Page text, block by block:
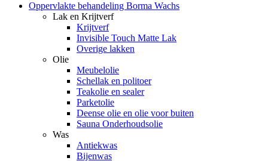
Oppervlakte behandeling Borma Wachs
Lak en Krijtverf
Krijtverf
Invisible Touch Matte Lak
Overige lakken
Olie
Meubelolie
Schellak en politoer
Teakolie en sealer
Parketolie
Deense olie en olie voor buiten
Sauna Onderhoudsolie
Was
Antiekwas
Bijenwas